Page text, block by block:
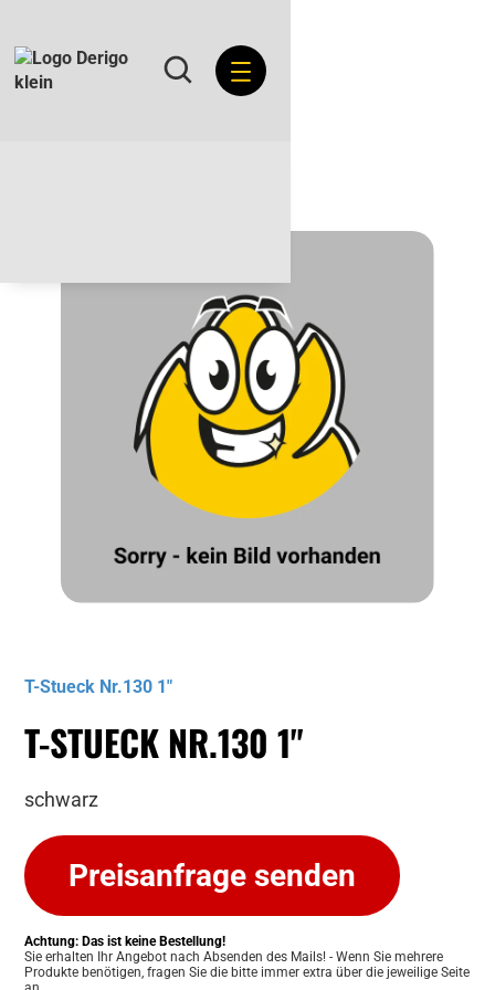
T-Stueck Nr.130 1"
T-STUECK NR.130 1"
schwarz
Preisanfrage senden
Achtung: Das ist keine Bestellung!
Sie erhalten Ihr Angebot nach Absenden des Mails! - Wenn Sie mehrere
Produkte benötigen, fragen Sie die bitte immer extra über die jeweilige Seite